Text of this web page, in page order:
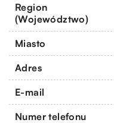
Region
(Województwo)
Miasto
Adres
E-mail
Numer telefonu